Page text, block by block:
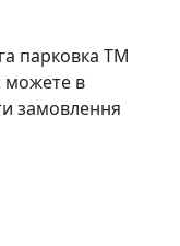
парковка ТМ
можете в
замовлення